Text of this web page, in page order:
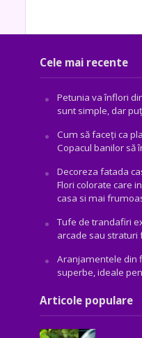
Cele mai recente
Petunia va înflori
sunt simple, dar
Cum să faceți ca
Copacul banilor să
Decoreza fatada
Flori colorate care
casa si mai
Tufe de trandafiri
arcade sau straturi
Aranjamentele din
superbe, ideale
Articole populare